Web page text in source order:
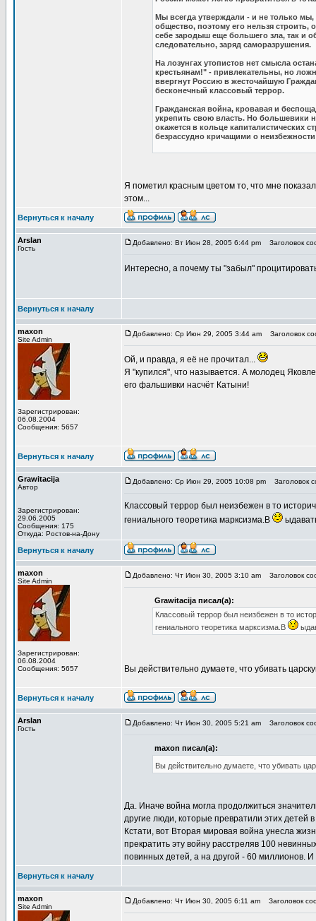
Мы всегда утверждали - и не только
общество, поэтому его нельзя строить,
себе зародыш еще большего зла, так и
следовательно, заряд саморазрушения.
На лозунгах утопистов нет смысла
крестьянам!" - привлекательны, но
ввергнут Россию в жесточайшую
бесконечный классовый террор.
Гражданская война, кровавая и
укрепить свою власть. Но большевики
окажется в кольце капиталистических
безрассудно кричащими о
Я пометил красным цветом то, что мне
этом...
Вернуться к началу
Arslan
Гость
Добавлено: Вт Июн 28, 2005 6:44 pm Заголовок
Интересно, а почему ты "забыл"
Вернуться к началу
maxon
Site Admin
Зарегистрирован:
06.08.2004
Сообщения: 5657
Добавлено: Ср Июн 29, 2005 3:44 am Заголовок
Ой, и правда, я её не прочитал...
Я "купился", что называется. А молодец
его фальшивки насчёт Катыни!
Вернуться к началу
Grawitacija
Автор
Зарегистрирован:
29.06.2005
Сообщения: 175
Откуда: Ростов-на-Дону
Добавлено: Ср Июн 29, 2005 10:08 pm Заголовок
Классовый террор был неизбежен в то
гениального теоретика марксизма.В
Вернуться к началу
maxon
Site Admin
Зарегистрирован:
06.08.2004
Сообщения: 5657
Добавлено: Чт Июн 30, 2005 3:10 am Заголовок
Grawitacija писал(а):
Классовый террор был неизбежен в то
гениального теоретика марксизма.В
Вы действительно думаете, что убивать
Вернуться к началу
Arslan
Гость
Добавлено: Чт Июн 30, 2005 5:21 am Заголовок
maxon писал(а):
Вы действительно думаете, что убивать
Да. Иначе война могла продолжиться
другие люди, которые превратили этих детей
Кстати, вот Вторая мировая война унесла
прекратить эту войну расстреляв 100
повинных детей, а на другой - 60 миллионов. И
Вернуться к началу
maxon
Site Admin
Добавлено: Чт Июн 30, 2005 6:11 am Заголовок